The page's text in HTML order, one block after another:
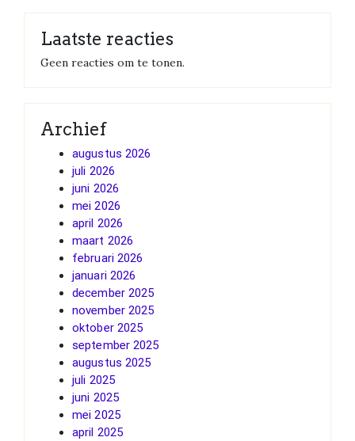
Laatste reacties
Geen reacties om te tonen.
Archief
augustus 2026
juli 2026
juni 2026
mei 2026
april 2026
maart 2026
februari 2026
januari 2026
december 2025
november 2025
oktober 2025
september 2025
augustus 2025
juli 2025
juni 2025
mei 2025
april 2025